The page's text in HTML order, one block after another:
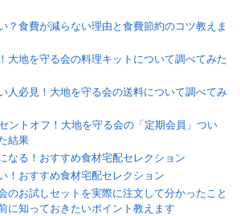
？食費が減らない理由と食費節約のコツ教えま
大地を守る会の料理キットについて調べてみた
人必見！大地を守る会の送料について調べてみ
ントオフ！大地を守る会の「定期会員」つい
結果
なる！おすすめ食材宅配セレクション
！おすすめ食材宅配セレクション
のお試しセットを実際に注文して分かったこと
に知っておきたいポイント教えます